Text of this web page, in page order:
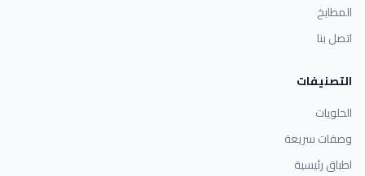
المطابخ
اتصل بنا
التصنيفات
الحلويات
وصفات سريعة
اطباق رئيسية